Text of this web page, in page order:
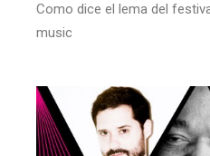
Como dice el lema del
music